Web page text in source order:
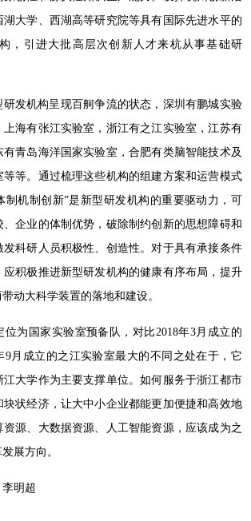
湖大学、西湖高等研究院等具有国际先进水平的
，引进大批高层次创新人才来杭从事基础研
研发机构呈现百舸争流的状态，深圳有鹏城实验
海有张江实验室，浙江有之江实验室，江苏有
青岛海洋国家实验室，合肥有类脑智能技术及
等等。通过梳理这些机构的组建方案和运营模式
制机制创新”是新型研发机构的重要驱动力，可
企业的体制优势，破除制约创新的思想障碍和
科研人员积极性、创造性。对于具有承接条件
积极推进新型研发机构的健康有序布局，提升
动大科学装置的落地和建设。
位为国家实验室预备队，对比2018年3月成立的
9月成立的之江实验室最大的不同之处在于，它
江大学作为主要支撑单位。如何服务于浙江都市
块状经济，让大中小企业都能更加便捷和高效地
源、大数据资源、人工智能资源，应该成为之
展方向。
明超